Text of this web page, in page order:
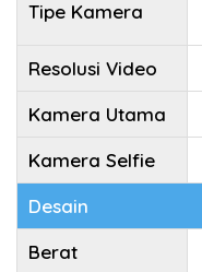
Tipe Kamera
Resolusi Video
Kamera Utama
Kamera Selfie
Desain
Berat